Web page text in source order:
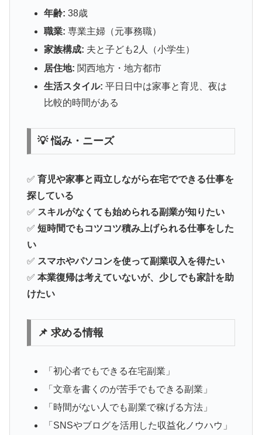
年齢: 38歳
職業: 専業主婦（元事務職）
家族構成: 夫と子ども2人（小学生）
居住地: 関西地方・地方都市
生活スタイル: 平日日中は家事と育児、夜は
比較的時間がある
💡 悩み・ニーズ
✅ 育児や家事と両立しながら在宅でできる仕事を
探している
✅ スキルがなくても始められる副業が知りたい
✅ 短時間でもコツコツ積み上げられる仕事をした
い
✅ スマホやパソコンを使って副業収入を得たい
✅ 本業復帰は考えていないが、少しでも家計を助
けたい
📌 求める情報
「初心者でもできる在宅副業」
「文章を書くのが苦手でもできる副業」
「時間がない人でも副業で稼げる方法」
「SNSやブログを活用した収益化ノウハウ」